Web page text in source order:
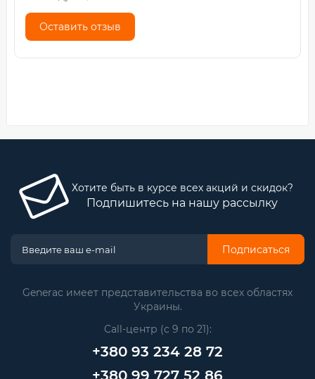
Оставить отзыв
Хотите быть в курсе всех акций и скидок?
Подпишитесь на нашу рассылку
Подписаться
Generac имеет представительства во всех областях
Украины.
Call-центр (с 9 по 21):
+380 93 234 28 72
+380 99 727 52 86